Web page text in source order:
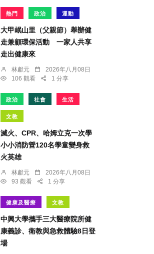
熱門 政治 運動
大甲岷山里（父親節）舉辦健
走兼顧環保活動 一家人共享
走出健康來
林獻元
2026年八月08日
106 觀看
1 分享
政治 社會 生活
文教
滅火、CPR、哈姆立克一次學
小小消防營120名學童變身救
火英雄
林獻元
2026年八月08日
93 觀看
1 分享
健康及醫療 文教
中興大學攜手三大醫療院所健
康義診、衛教與急救體驗8日登
場